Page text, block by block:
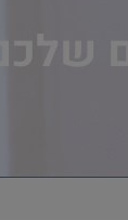
שלכם!